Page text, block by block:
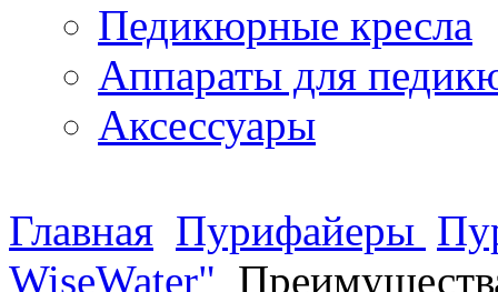
Педикюрные кресла
Аппараты для
Аксессуары
Главная Пурифайеры
WiseWater"